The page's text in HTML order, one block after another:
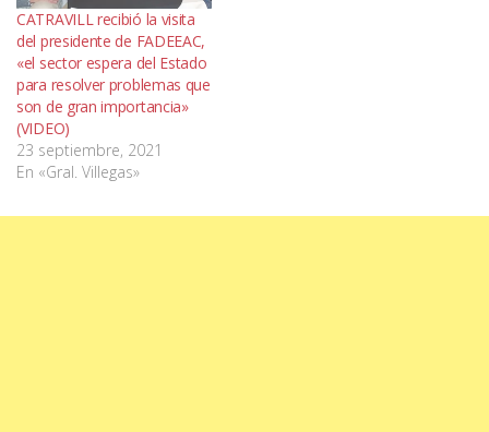
CATRAVILL recibió la visita
del presidente de FADEEAC,
«el sector espera del Estado
para resolver problemas que
son de gran importancia»
(VIDEO)
23 septiembre, 2021
En «Gral. Villegas»